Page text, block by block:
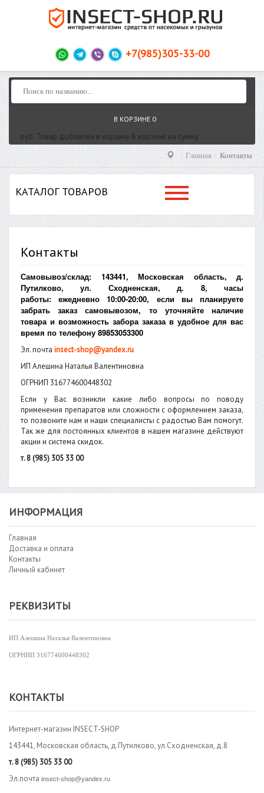
+7(985)305-33-00
В КОРЗИНЕ 0
руб. Товар добавлен в корзину В корзине на сумму
Главная Контакты
КАТАЛОГ ТОВАРОВ
Контакты
Самовывоз/склад: 143441, Московская область, д.
Путилково, ул. Сходненская, д. 8, часы
работы:ежедневно 10:00-20:00, если вы планируете
забрать заказ самовывозом, то уточняйте наличие
товара и возможность забора заказа в удобное для вас
время по телефону 89853053300
Эл. почта insect-shop@yandex.ru
ИП Алешина Наталья Валентиновна
ОГРНИП 316774600448302
Если у Вас возникли какие либо вопросы по поводу
применения препаратов или сложности с оформлением заказа,
то позвоните нам и наши специалисты с радостью Вам помогут.
Так же для постоянных клиентов в нашем магазине действуют
акции и система скидок.
т. 8 (985) 305 33 00
ИНФОРМАЦИЯ
Главная
Доставка и оплата
Контакты
Личный кабинет
РЕКВИЗИТЫ
ИП Алешина Наталья Валентиновна
ОГРНИП 316774600448302
КОНТАКТЫ
Интернет-магазин INSECT-SHOP
143441, Московская область, д.Путилково, ул.Сходненская, д.8
т.8 (985) 305 33 00
Эл.почта insect-shop@yandex.ru